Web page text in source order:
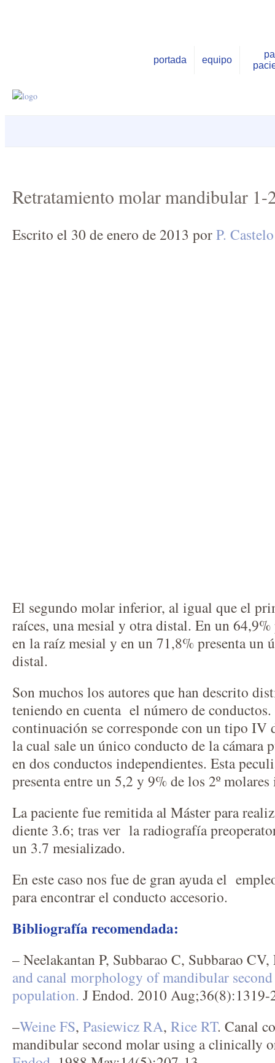
portada equipo
Retratamiento molar mandibular 1-
Escrito el 30 de enero de 2013 porP. Castelo
El segundo molar inferior, al igual que el
raíces, una mesial y otra distal. En un 64,9%
en la raíz mesial y en un 71,8% presenta un
distal.
Son muchos los autores que han descrito
teniendo en cuenta el número de conductos.
continuación se corresponde con un tipo IV
la cual sale un único conducto de la cámara
en dos conductos independientes. Esta
presenta entre un 5,2 y 9% de los 2º
La paciente fue remitida al Máster para
diente 3.6; tras ver la radiografía
un 3.7 mesializado.
En este caso nos fue de gran ayuda el
para encontrar el conducto accesorio.
Bibliografía recomendada:
– Neelakantan P, Subbarao C, Subbarao
and canal morphology of mandibular
population. J Endod. 2010 Aug;36(8):1319-
–Weine FS, Pasiewicz RA, Rice RT. Canal
mandibular second molar using a clinically